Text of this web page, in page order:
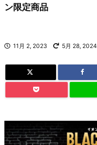
ン限定商品
11月 2, 2023 5月 28, 2024